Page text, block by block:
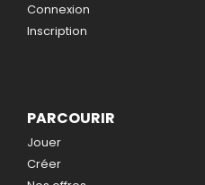
Connexion
Inscription
PARCOURIR
Jouer
Créer